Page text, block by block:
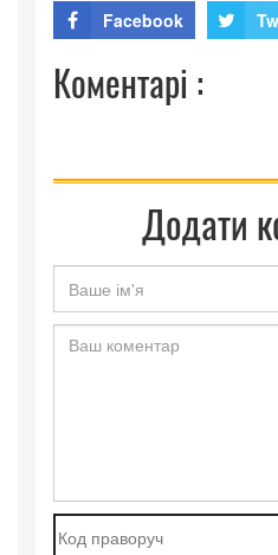
Facebook
Коментарі :
Додати